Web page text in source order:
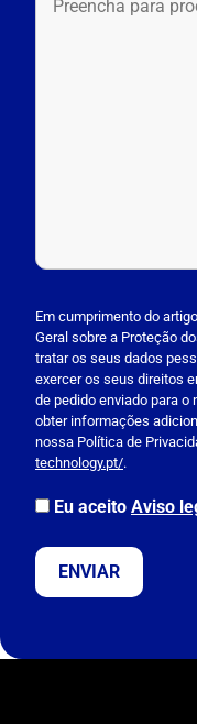
l
e
a
s
e
l
e
a
e
s
Em cumprimento do
Geral sobre a Proteção
tratar os seus dados
exercer os seus direitos
de pedido enviado para o
obter informações
nossa Política de
technology.pt/.
Eu aceito Aviso